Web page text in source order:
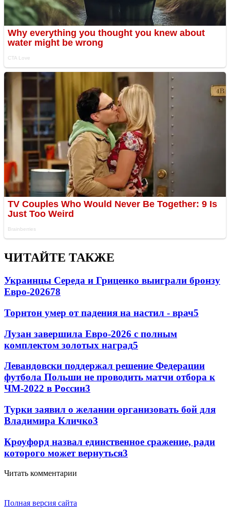
ЧИТАЙТЕ ТАКЖЕ
Украинцы Середа и Гриценко выиграли бронзу
Евро-202678
Торнтон умер от падения на настил - врач5
Лузан завершила Евро-2026 с полным
комплектом золотых наград5
Левандовски поддержал решение Федерации
футбола Польши не проводить матчи отбора к
ЧМ-2022 в России3
Турки заявил о желании организовать бой для
Владимира Кличко3
Кроуфорд назвал единственное сражение, ради
которого может вернуться3
Читать комментарии
Полная версия сайта